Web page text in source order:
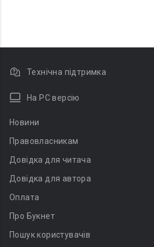
Технічна підтримка
На PC версію
Новини
Правовласникам
Довідка для читача
Довідка для автора
Оплата
Про Букнет
Пошук користувачів